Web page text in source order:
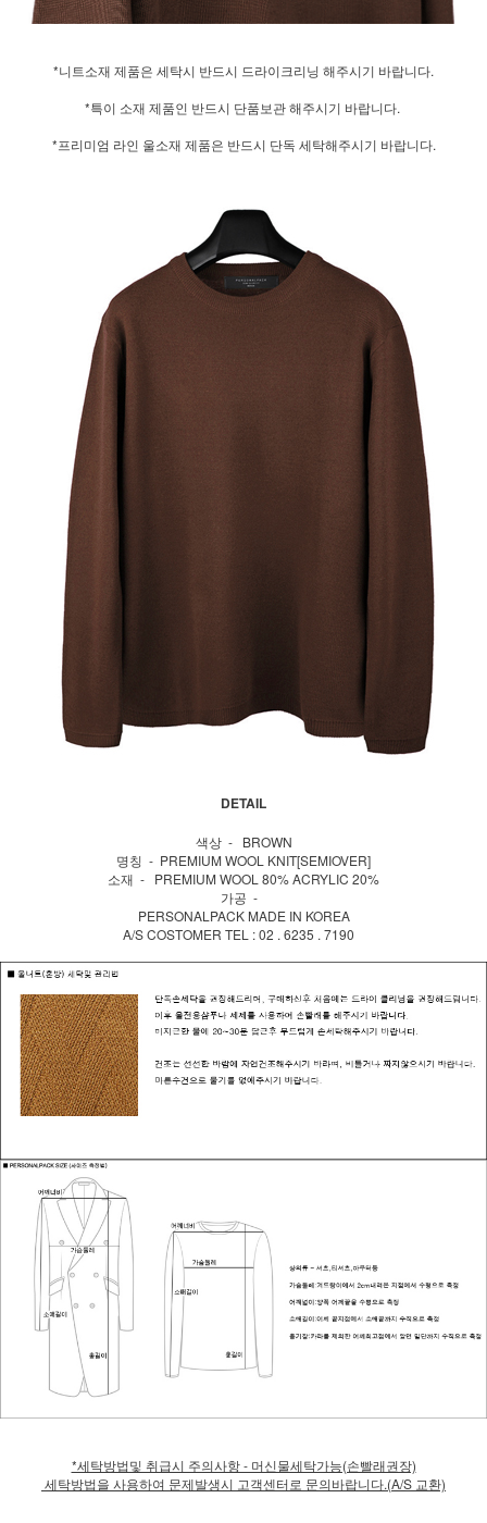
*니트소재 제품은 세탁시 반드시 드라이크리닝 해주시기 바랍니다.
*특이 소재 제품인 반드시 단품보관 해주시기 바랍니다.
*프리미엄 라인 울소재 제품은 반드시 단독 세탁해주시기 바랍니다.
DETAIL
색상 - BROWN
명칭 - PREMIUM WOOL KNIT[SEMIOVER]
소재 - PREMIUM WOOL 80% ACRYLIC 20%
가공 -
PERSONALPACK MADE IN KOREA
A/S COSTOMER TEL : 02 . 6235 . 7190
*세탁방법및 취급시 주의사항 - 머신물세탁가능(손빨래권장)
세탁방법을 사용하여 문제발생시 고객센터로 문의바랍니다.(A/S 교환)